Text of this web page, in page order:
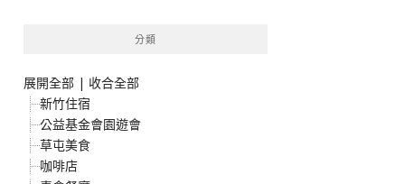
分類
展開全部 | 收合全部
新竹住宿
公益基金會園遊會
草屯美食
咖啡店